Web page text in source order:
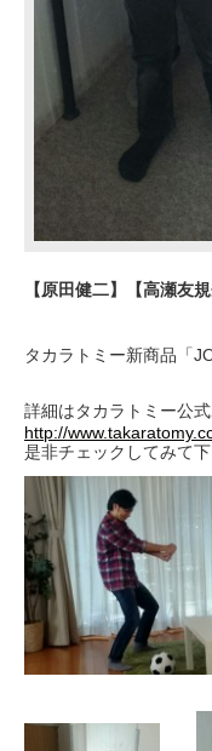
【原田健二】【高瀬友規
タカラトミー新商品「
詳細はタカラトミー公
http://
是非チェックしてみて下